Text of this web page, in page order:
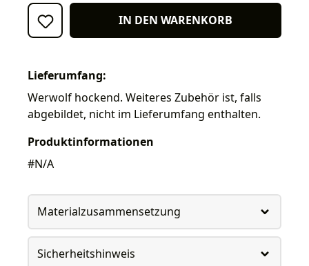
IN DEN WARENKORB
Lieferumfang:
Werwolf hockend. Weiteres Zubehör ist, falls
abgebildet, nicht im Lieferumfang enthalten.
Produktinformationen
#N/A
Materialzusammensetzung
Sicherheitshinweis